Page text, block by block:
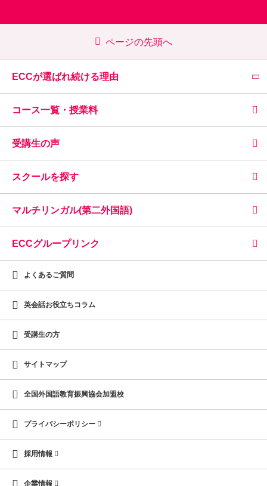
ページの先頭へ
ECCが選ばれ続ける理由
コース一覧・授業料
受講生の声
スクールを探す
マルチリンガル(第二外国語)
ECCグループリンク
よくあるご質問
英会話お役立ちコラム
受講生の方
サイトマップ
全国外国語教育振興協会加盟校
プライバシーポリシー
採用情報
企業情報